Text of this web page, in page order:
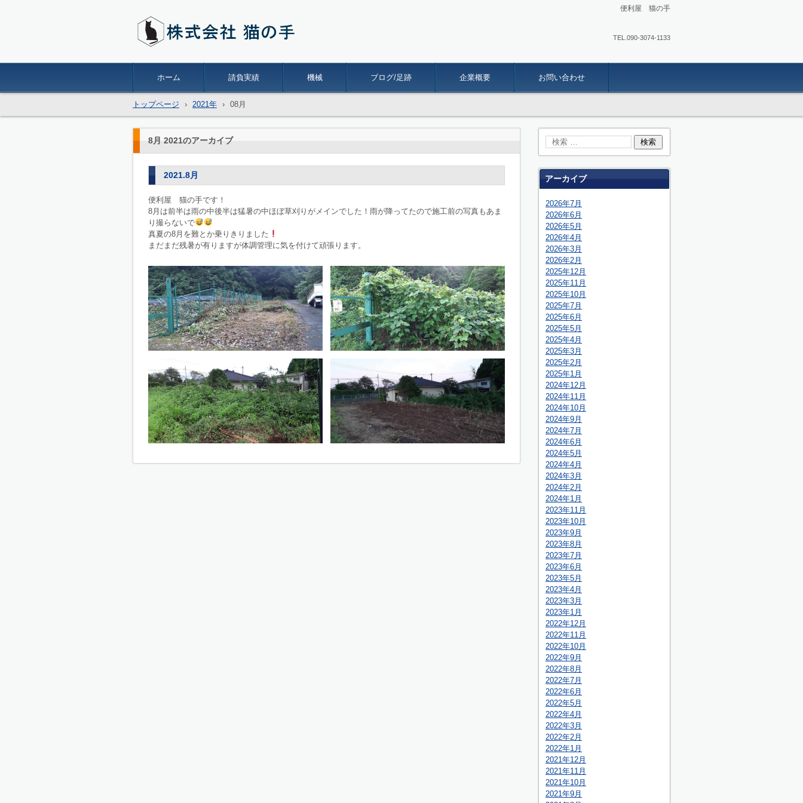
便利屋 猫の手
TEL. 090-3074-1133
ホーム 請負実績 機械 ブログ/足跡 企業概要 お問い合わせ
トップページ › 2021年 › 08月
8月 2021のアーカイブ
2021.8月
便利屋 猫の手です！
8月は前半は雨の中後半は猛暑の中ほぼ草刈りがメインでした！雨が降ってたので施工前の写真もあま
り撮らないで
真夏の8月を難とか乗りきりました
まだまだ残暑が有りますが体調管理に気を付けて頑張ります。
アーカイブ
2026年7月
2026年6月
2026年5月
2026年4月
2026年3月
2026年2月
2025年12月
2025年11月
2025年10月
2025年7月
2025年6月
2025年5月
2025年4月
2025年3月
2025年2月
2025年1月
2024年12月
2024年11月
2024年10月
2024年9月
2024年7月
2024年6月
2024年5月
2024年4月
2024年3月
2024年2月
2024年1月
2023年11月
2023年10月
2023年9月
2023年8月
2023年7月
2023年6月
2023年5月
2023年4月
2023年3月
2023年1月
2022年12月
2022年11月
2022年10月
2022年9月
2022年8月
2022年7月
2022年6月
2022年5月
2022年4月
2022年3月
2022年2月
2022年1月
2021年12月
2021年11月
2021年10月
2021年9月